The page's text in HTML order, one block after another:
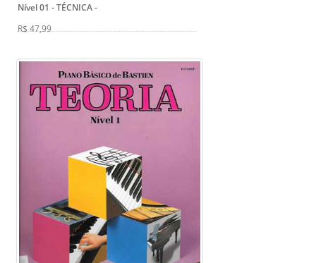
Nível 01 - TÉCNICA-
R$ 47,99